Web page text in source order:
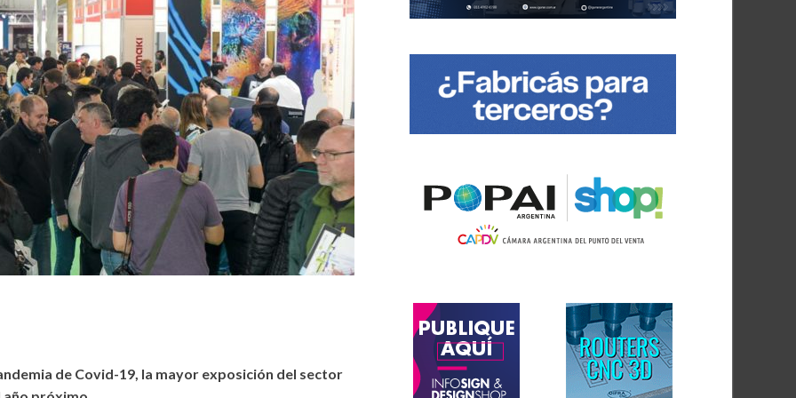
de Covid-19, la mayor exposición del sector